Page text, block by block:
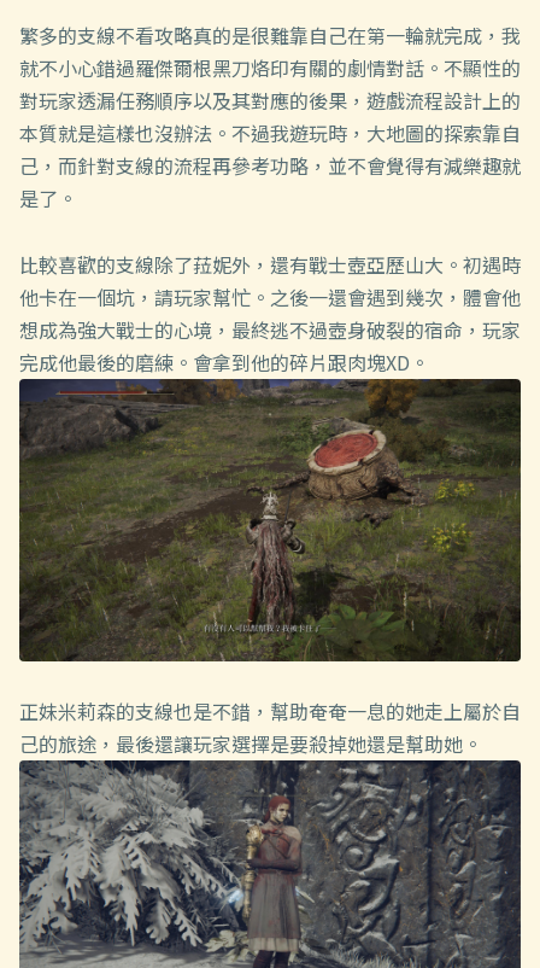
繁多的支線不看攻略真的是很難靠自己在第一輪就完成，我
就不小心錯過羅傑爾根黑刀烙印有關的劇情對話。不顯性的
對玩家透漏任務順序以及其對應的後果，遊戲流程設計上的
本質就是這樣也沒辦法。不過我遊玩時，大地圖的探索靠自
己，而針對支線的流程再參考功略，並不會覺得有減樂趣就
是了。
比較喜歡的支線除了菈妮外，還有戰士壺亞歷山大。初遇時
他卡在一個坑，請玩家幫忙。之後一還會遇到幾次，體會他
想成為強大戰士的心境，最終逃不過壺身破裂的宿命，玩家
完成他最後的磨練。會拿到他的碎片跟肉塊XD。
正妹米莉森的支線也是不錯，幫助奄奄一息的她走上屬於自
己的旅途，最後還讓玩家選擇是要殺掉她還是幫助她。